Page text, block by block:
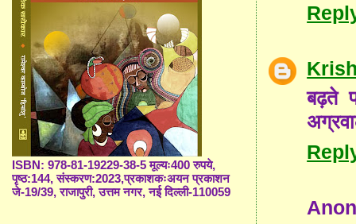
बढ़ते
ISBN: 978-81-19229-38-5 मूल्यः400 रुपये,
पृष्ठ:144, संस्करण:2023,प्रकाशकःअयन प्रकाशन
जे-19/39, राजापुरी, उत्तम नगर, नई दिल्ली-110059